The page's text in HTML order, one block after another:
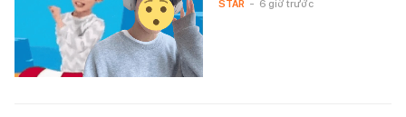
STAR - 6 giờ trước